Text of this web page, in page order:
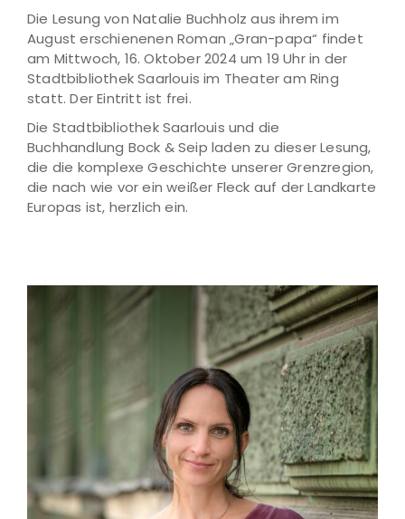
Die Lesung von Natalie Buchholz aus ihrem im
August erschienenen Roman „Gran-papa“ findet
am Mittwoch, 16. Oktober 2024 um 19 Uhr in der
Stadtbibliothek Saarlouis im Theater am Ring
statt. Der Eintritt ist frei.
Die Stadtbibliothek Saarlouis und die
Buchhandlung Bock & Seip laden zu dieser Lesung,
die die komplexe Geschichte unserer Grenzregion,
die nach wie vor ein weißer Fleck auf der Landkarte
Europas ist, herzlich ein.